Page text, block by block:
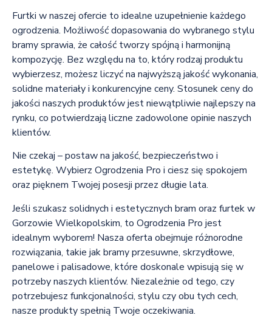
Furtki w naszej ofercie to idealne uzupełnienie każdego
ogrodzenia. Możliwość dopasowania do wybranego stylu
bramy sprawia, że całość tworzy spójną i harmonijną
kompozycję. Bez względu na to, który rodzaj produktu
wybierzesz, możesz liczyć na najwyższą jakość wykonania,
solidne materiały i konkurencyjne ceny. Stosunek ceny do
jakości naszych produktów jest niewątpliwie najlepszy na
rynku, co potwierdzają liczne zadowolone opinie naszych
klientów.
Nie czekaj – postaw na jakość, bezpieczeństwo i
estetykę. Wybierz Ogrodzenia Pro i ciesz się spokojem
oraz pięknem Twojej posesji przez długie lata.
Jeśli szukasz solidnych i estetycznych bram oraz furtek w
Gorzowie Wielkopolskim, to Ogrodzenia Pro jest
idealnym wyborem! Nasza oferta obejmuje różnorodne
rozwiązania, takie jak bramy przesuwne, skrzydłowe,
panelowe i palisadowe, które doskonale wpisują się w
potrzeby naszych klientów. Niezależnie od tego, czy
potrzebujesz funkcjonalności, stylu czy obu tych cech,
nasze produkty spełnią Twoje oczekiwania.